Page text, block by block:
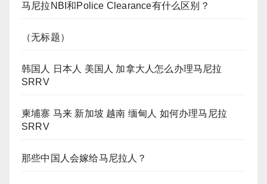
马尼拉NBI和Police Clearance有什么区别？
（无标题）
韩国人 日本人 美国人 加拿大人怎么办理马尼拉
SRRV
柬埔寨 马来 新加坡 越南 缅甸人 如何办理马尼拉
SRRV
那些中国人会嫁给马尼拉人？